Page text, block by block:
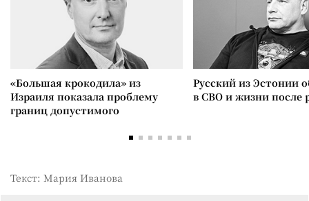
«Большая крокодила» из
Израиля показала проблему
границ допустимого
Русский из Эстонии
в СВО и жизни после
Текст: Мария Иванова